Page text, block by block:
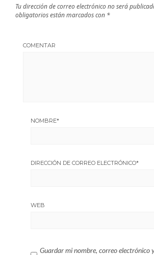
Tu dirección de correo electrónico no será
obligatorios están marcados con *
COMENTAR
NOMBRE*
DIRECCIÓN DE CORREO ELECTRÓNICO*
WEB
Guardar mi nombre, correo electrónico